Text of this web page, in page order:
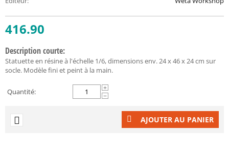
416.90
Description courte:
Statuette en résine à l'échelle 1/6, dimensions env. 24 x 46 x 24 cm sur
socle. Modèle fini et peint à la main.
Quantité:
+
−
AJOUTER AU PANIER